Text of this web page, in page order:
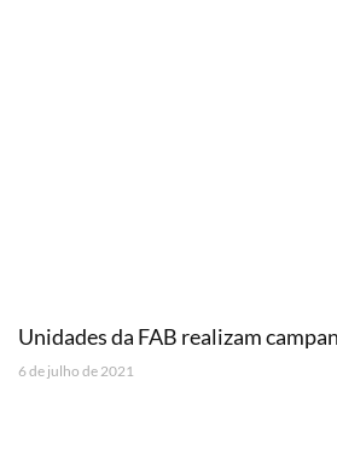
Unidades da FAB realizam
6 de julho de 2021